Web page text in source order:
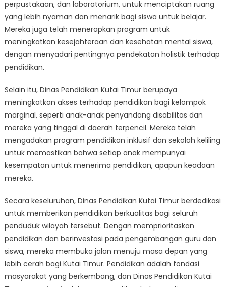
perpustakaan, dan laboratorium, untuk menciptakan ruang
yang lebih nyaman dan menarik bagi siswa untuk belajar.
Mereka juga telah menerapkan program untuk
meningkatkan kesejahteraan dan kesehatan mental siswa,
dengan menyadari pentingnya pendekatan holistik terhadap
pendidikan.
Selain itu, Dinas Pendidikan Kutai Timur berupaya
meningkatkan akses terhadap pendidikan bagi kelompok
marginal, seperti anak-anak penyandang disabilitas dan
mereka yang tinggal di daerah terpencil. Mereka telah
mengadakan program pendidikan inklusif dan sekolah keliling
untuk memastikan bahwa setiap anak mempunyai
kesempatan untuk menerima pendidikan, apapun keadaan
mereka.
Secara keseluruhan, Dinas Pendidikan Kutai Timur berdedikasi
untuk memberikan pendidikan berkualitas bagi seluruh
penduduk wilayah tersebut. Dengan memprioritaskan
pendidikan dan berinvestasi pada pengembangan guru dan
siswa, mereka membuka jalan menuju masa depan yang
lebih cerah bagi Kutai Timur. Pendidikan adalah fondasi
masyarakat yang berkembang, dan Dinas Pendidikan Kutai